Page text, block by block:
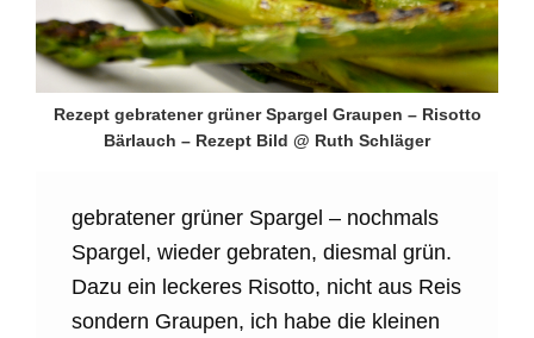
Rezept gebratener grüner Spargel Graupen – Risotto
Bärlauch – Rezept Bild @ Ruth Schläger
gebratener grüner Spargel – nochmals
Spargel, wieder gebraten, diesmal grün.
Dazu ein leckeres Risotto, nicht aus Reis
sondern Graupen, ich habe die kleinen